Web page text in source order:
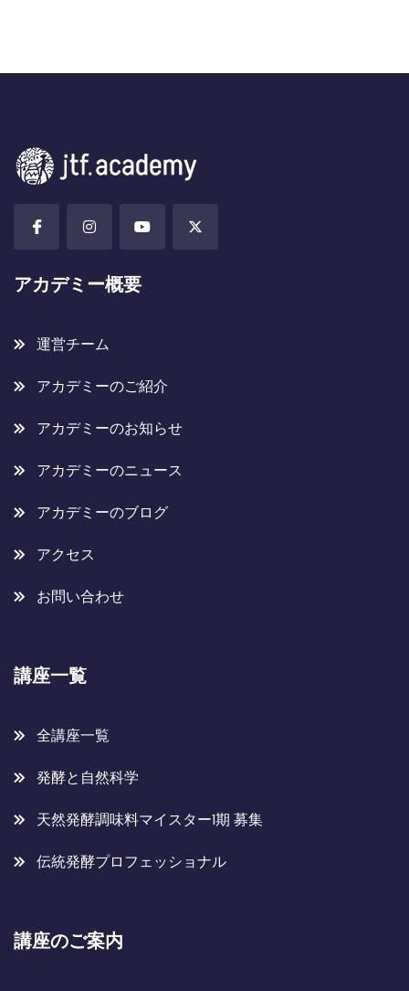
アカデミー概要
運営チーム
アカデミーのご紹介
アカデミーのお知らせ
アカデミーのニュース
アカデミーのブログ
アクセス
お問い合わせ
講座一覧
全講座一覧
発酵と自然科学
天然発酵調味料マイスター1期 募集
伝統発酵プロフェッショナル
講座のご案内